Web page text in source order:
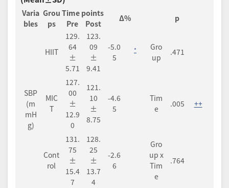
Varia
bles
Grou
ps
Time points Δ% p
Pre Post
SBP
(m
mH
g)
HIIT
129.
64
±
5.71
123.
09
±
9.41
-5.0
5
*
Gro
up
.471
MIC
T
127.
00
±
12.9
0
121.
10
±
8.75
-4.6
5
Tim
e
.005 ++
Cont
rol
131.
75
±
15.4
7
128.
25
±
13.7
4
-2.6
6
Gro
up x
Tim
e
.764